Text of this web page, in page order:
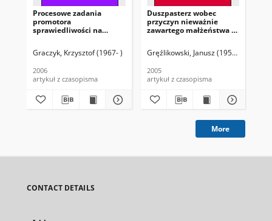
Procesowe zadania
promotora
sprawiedliwości na
sporu
Graczyk, Krzysztof (1967- )
2006
artykuł z czasopisma
Duszpasterz wobec
przyczyn nieważnie
zawartego małżeństwa i
refleksje prawno-
Gręźlikowski, Janusz (1954- )
2005
artykuł z czasopisma
More
CONTACT DETAILS